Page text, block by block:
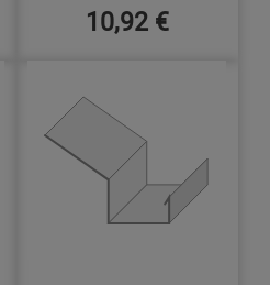
10,92 €